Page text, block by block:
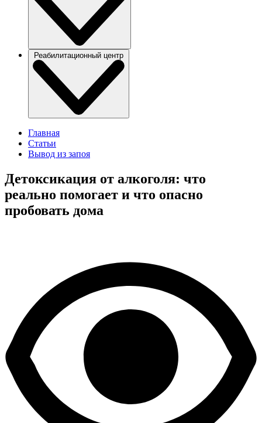
Реабилитационный центр
Главная
Статьи
Вывод из запоя
Детоксикация от алкоголя: что
реально помогает и что опасно
пробовать дома